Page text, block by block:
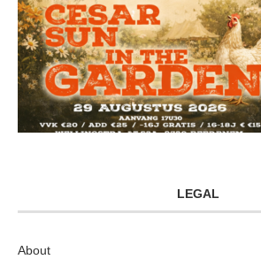
LEGAL
About